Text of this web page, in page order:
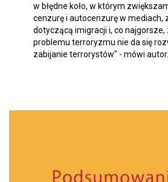
w błędne koło, w którym
cenzurę i autocenzurę w mediach,
dotyczącą imigracji i, co najgorsze,
problemu terroryzmu nie da się
zabijanie terrorystów" - mówi autor.